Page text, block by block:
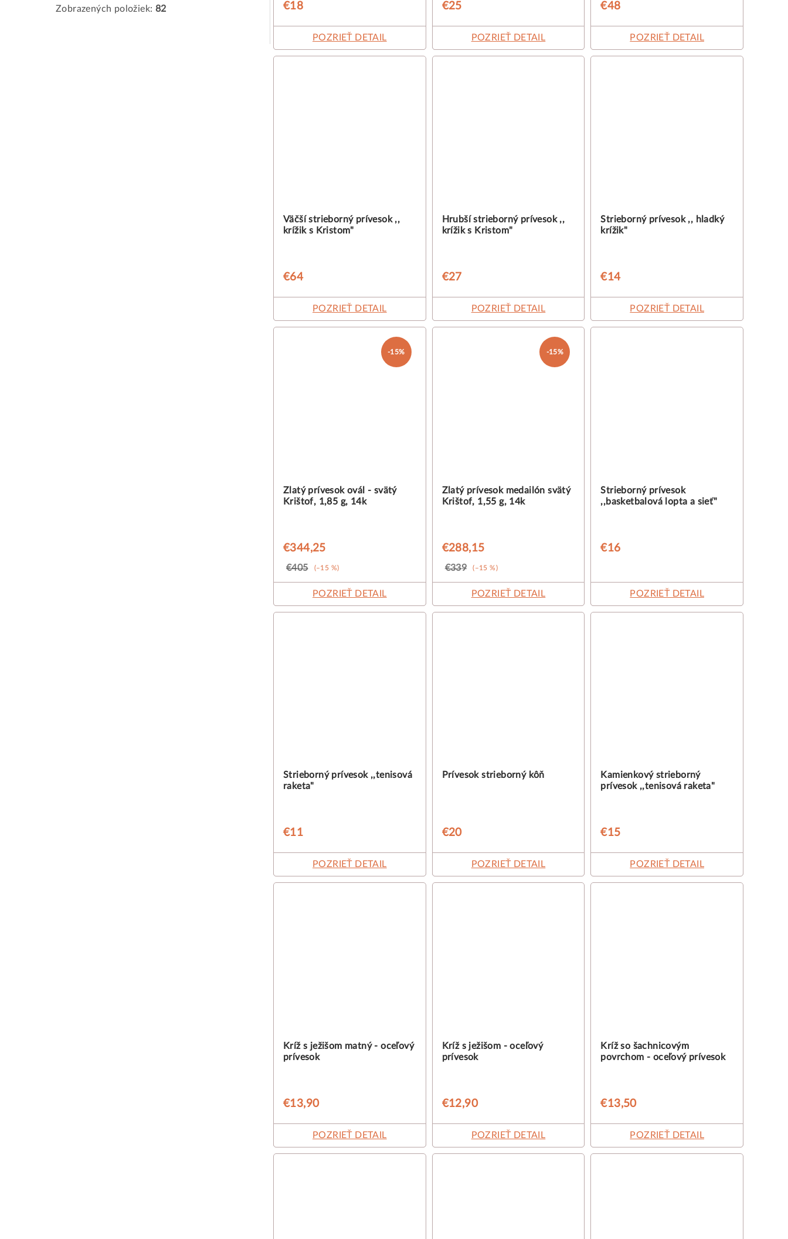
Zobrazených položiek: 82 €18
POZRIEŤ DETAIL
€25
POZRIEŤ DETAIL
€48
POZRIEŤ DETAIL
Väčší strieborný prívesok ,,
krížik s Kristom"
€64
POZRIEŤ DETAIL
Hrubší strieborný prívesok ,,
krížik s Kristom"
€27
POZRIEŤ DETAIL
Strieborný prívesok ,, hladký
krížik"
€14
POZRIEŤ DETAIL
-15%
Zlatý prívesok ovál - svätý
Krištof, 1,85 g, 14k
€344,25
€405 (–15 %)
POZRIEŤ DETAIL
-15%
Zlatý prívesok medailón svätý
Krištof, 1,55 g, 14k
€288,15
€339 (–15 %)
POZRIEŤ DETAIL
Strieborný prívesok
,,basketbalová lopta a sieť"
€16
POZRIEŤ DETAIL
Strieborný prívesok ,,tenisová
raketa"
€11
POZRIEŤ DETAIL
Prívesok strieborný kôň
€20
POZRIEŤ DETAIL
Kamienkový strieborný
prívesok ,,tenisová raketa"
€15
POZRIEŤ DETAIL
Kríž s ježišom matný - oceľový
prívesok
€13,90
POZRIEŤ DETAIL
Kríž s ježišom - oceľový
prívesok
€12,90
POZRIEŤ DETAIL
Kríž so šachnicovým
povrchom - oceľový prívesok
€13,50
POZRIEŤ DETAIL